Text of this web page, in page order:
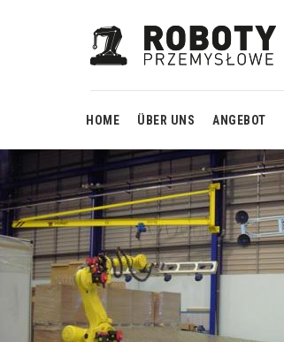
HOME ÜBER UNS ANGEBOT